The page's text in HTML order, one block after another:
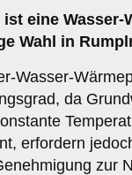
ist eine Wasser-
Wahl in
Wasser-
da
erfordern
zur